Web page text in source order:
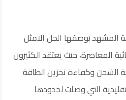
المشهد بوصفها الحل الامثل
المعاصرة، حيث يعتقد الكثيرون
الشحن وكفاءة تخزين الطاقة
التي وصلت لحدودها